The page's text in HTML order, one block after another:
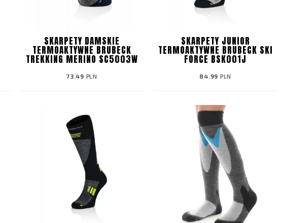
SKARPETY DAMSKIE
TERMOAKTYWNE BRUBECK
TREKKING MERINO SC5003W
73.49 PLN
SKARPETY JUNIOR
TERMOAKTYWNE BRUBECK SKI
FORCE BSK001J
84.99 PLN